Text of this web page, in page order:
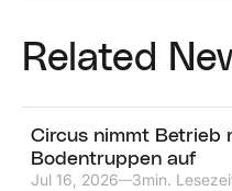
Related
Circus nimmt Betrieb
Bodentruppen auf
Jul 16, 2026—3min.